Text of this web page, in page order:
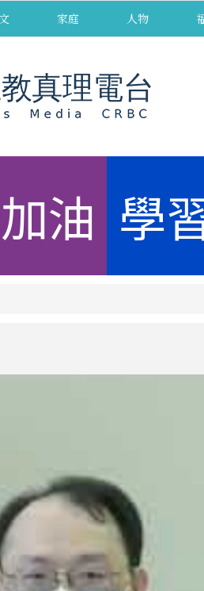
家庭 人物
油 學